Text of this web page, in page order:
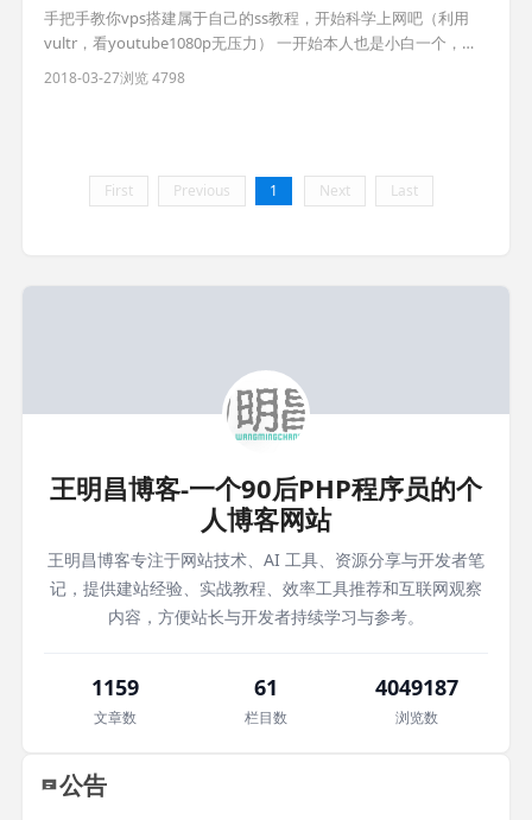
手把手教你vps搭建属于自己的ss教程，开始科学上网吧（利用
vultr，看youtube1080p无压力） ​​一开始本人也是小白一个，但
是之前用过各种fq方法，都不是很理想，前些天终于开始搭建自
己通道，目前用起来还是很爽的。youtube高清视频无压力,尽情
2018-03-27浏览 4798
First Previous 1 Next Last
王明昌博客-一个90后PHP程序员的个
人博客网站
王明昌博客专注于网站技术、AI 工具、资源分享与开发者笔
记，提供建站经验、实战教程、效率工具推荐和互联网观察
内容，方便站长与开发者持续学习与参考。
1159
文章数
61
栏目数
4049187
浏览数
公告